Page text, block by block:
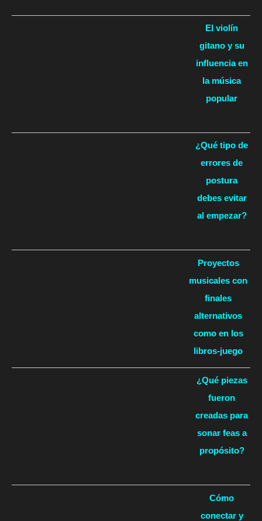
El violín
gitano y su
influencia en
la música
popular
¿Qué tipo de
errores de
postura
debes evitar
al empezar?
Proyectos
musicales con
finales
alternativos
como en los
libros-juego
¿Qué piezas
fueron
creadas para
sonar feas a
propósito?
Cómo
conectar y